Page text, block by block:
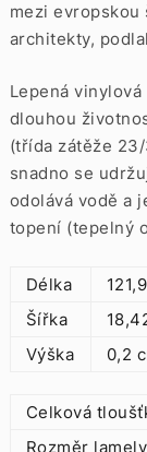
mezi evropskou
architekty,
Lepená
dlouhou
(třída zátěže
snadno se
odolává vodě a
topení (tepelný
Délka
Šířka
Výška
0,2
Celková
Rozměr lamely